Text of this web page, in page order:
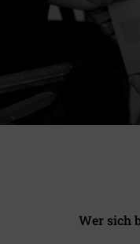
Wer sich